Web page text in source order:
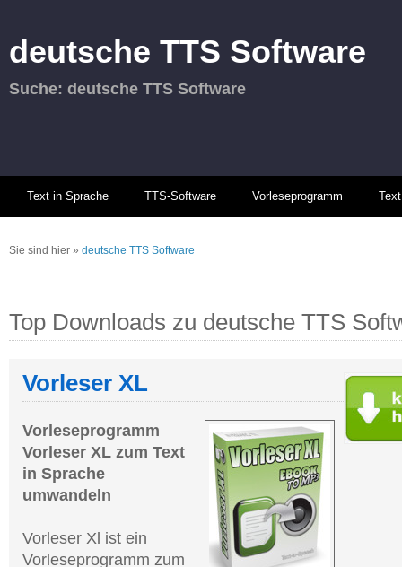
deutsche TTS Software
Suche: deutsche TTS Software
Text in Sprache TTS-Software Vorleseprogramm
Sie sind hier » deutsche TTS Software
Top Downloads zu deutsche TTS
Vorleser XL
Vorleseprogramm
Vorleser XL zum Text
in Sprache
umwandeln
Vorleser Xl ist ein
Vorleseprogramm zum